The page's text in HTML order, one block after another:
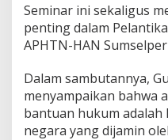
n
H
u
m
G
r
a
Seminar ini sekaligus
penting dalam
APHTN-HAN
Dalam sambutannya,
menyampaikan bahwa
bantuan hukum adalah
negara yang dijamin